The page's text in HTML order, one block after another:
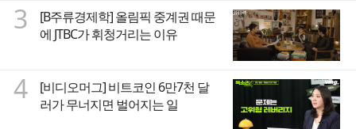
3
[B주류경제학] 올림픽 중계권 때문
에 JTBC가 휘청거리는 이유
4
[비디오머그] 비트코인 6만7천 달
러가 무너지면 벌어지는 일